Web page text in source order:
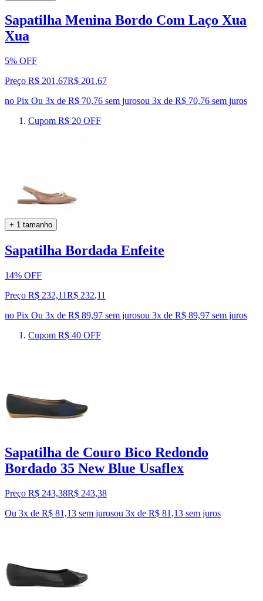
Sapatilha Menina Bordo Com Laço Xua
Xua
5% OFF
Preço R$ 201,67R$ 201 ,67
no Pix Ou 3x de R$ 70,76 sem jurosou 3x de R$ 70,76 sem juros
Cupom R$ 20 OFF
+ 1 tamanho
Sapatilha Bordada Enfeite
14% OFF
Preço R$ 232,11R$ 232,11
no Pix Ou 3x de R$ 89,97 sem jurosou 3x de R$ 89,97 sem juros
Cupom R$ 40 OFF
Sapatilha de Couro Bico Redondo
Bordado 35 New Blue Usaflex
Preço R$ 243,38R$ 243,38
Ou 3x de R$ 81,13 sem jurosou 3x de R$ 81,13 sem juros